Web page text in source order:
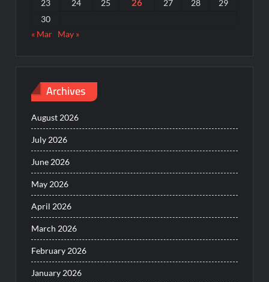
23
24 25 27 28
29
30
« Mar May »
Archives
August 2026
July 2026
June 2026
May 2026
April 2026
March 2026
February 2026
January 2026